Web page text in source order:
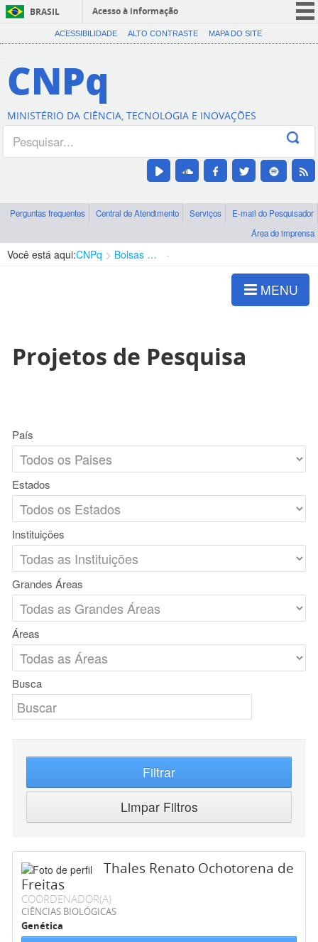
BRASIL
Acesso à informação
CORONAVÍRUS (COVID-19)
Canais
ACESSIBILIDADE ALTO CONTRASTE MAPA DO SITE
CNPq
MINISTÉRIO DA CIÊNCIA, TECNOLOGIA E INOVAÇÕES
Perguntas frequentes Central de Atendimento Serviços
E-mail do Pesquisador
Área de imprensa
Você está aqui:CNPq Bolsas e Auxílios Vigentes
MENU
Projetos de Pesquisa
País
Estados
Instituições
Grandes Áreas
Áreas
Busca
Filtrar
Limpar Filtros
Thales Renato Ochotorena de
Freitas
COORDENADOR(A)
CIÊNCIAS BIOLÓGICAS
Genética